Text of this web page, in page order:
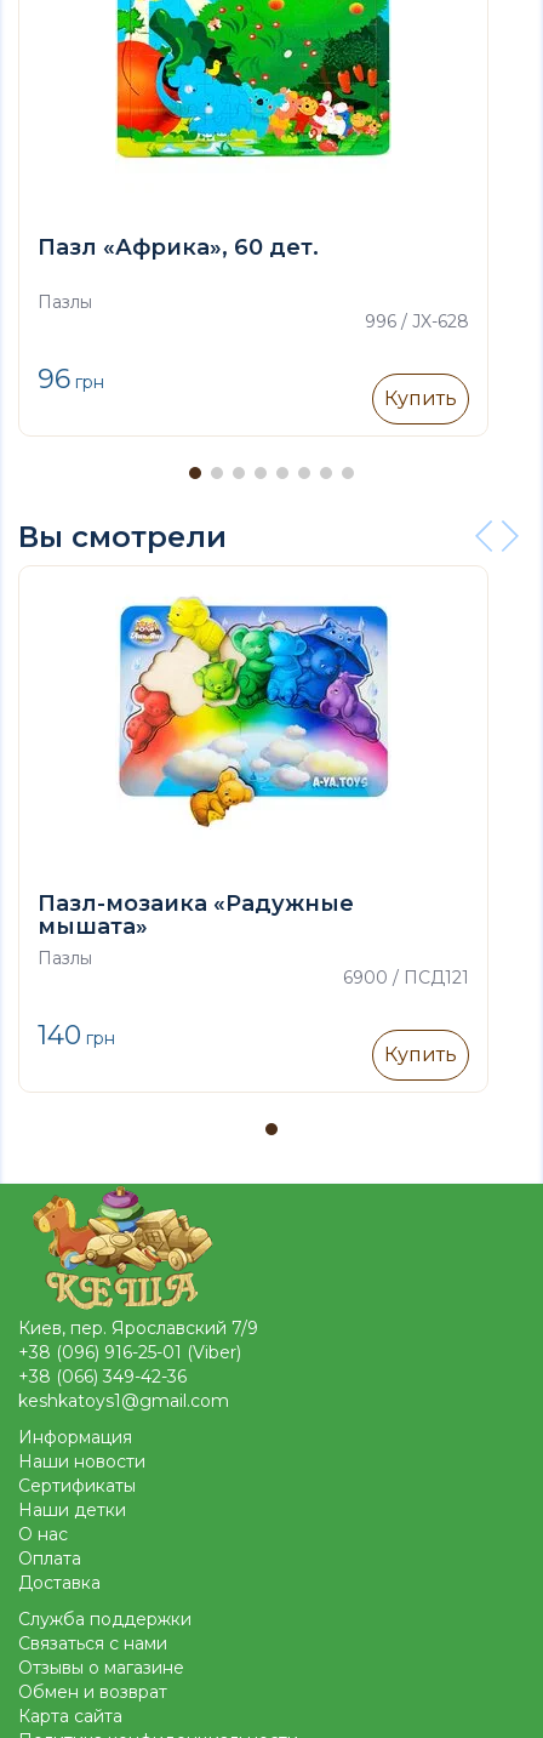
Пазл «Африка», 60 дет.
Пазлы
996 / JX-628
96 грн
Купить
Вы смотрели
Пазл-мозаика «Радужные
мышата»
Пазлы
6900 / ПСД121
140 грн
Купить
Киев, пер. Ярославский 7/9
+38 (096) 916-25-01 (Viber)
+38 (066) 349-42-36
keshkatoys1@gmail.com
Информация
Наши новости
Сертификаты
Наши детки
О нас
Оплата
Доставка
Служба поддержки
Связаться с нами
Отзывы о магазине
Обмен и возврат
Карта сайта